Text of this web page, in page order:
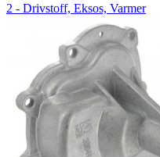
2 - Drivstoff, Eksos, Varmer